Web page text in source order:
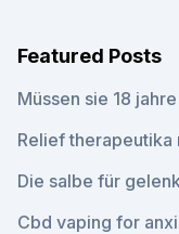
Featured Posts
Müssen sie 18
Relief therapeutika
Die salbe für
Cbd vaping for